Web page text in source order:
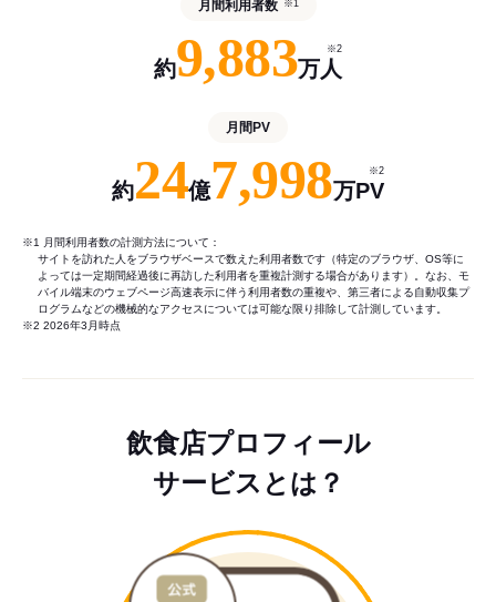
月間利用者数 ※1
約9,883万人
※2
月間PV
約24億7,998万PV
※2
※1 月間利用者数の計測方法について：
サイトを訪れた人をブラウザベースで数えた利用者数です（特定のブラウザ、OS等に
よっては一定期間経過後に再訪した利用者を重複計測する場合があります）。なお、モ
バイル端末のウェブページ高速表示に伴う利用者数の重複や、第三者による自動収集プ
ログラムなどの機械的なアクセスについては可能な限り排除して計測しています。
※2 2026年3月時点
飲食店プロフィール
サービスとは？